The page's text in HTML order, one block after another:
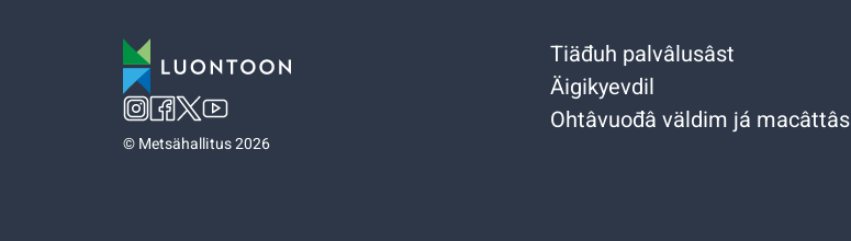
©Metsähallitus 2026
Tiäđuh palvâlusâst
Äigikyevdil
Ohtâvuođâ väldim já macâttâs